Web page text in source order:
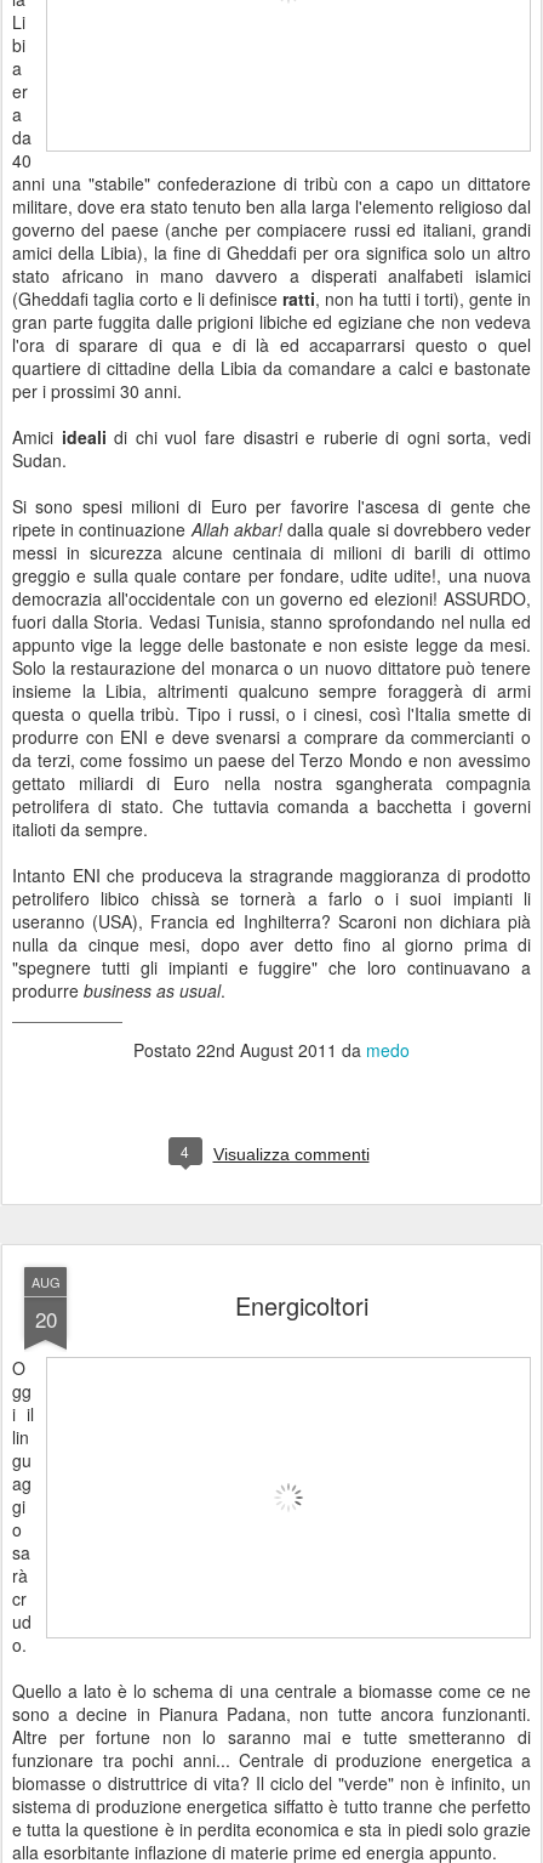
Li
bi
a
er
a
da
40
anni una "stabile" confederazione di tribù con a capo un dittatore
militare, dove era stato tenuto ben alla larga l'elemento religioso dal
governo del paese (anche per compiacere russi ed italiani, grandi
amici della Libia), la fine di Gheddafi per ora significa solo un altro
stato africano in mano davvero a disperati analfabeti islamici
(Gheddafi taglia corto e li definisce ratti, non ha tutti i torti), gente in
gran parte fuggita dalle prigioni libiche ed egiziane che non vedeva
l'ora di sparare di qua e di là ed accaparrarsi questo o quel
quartiere di cittadine della Libia da comandare a calci e bastonate
per i prossimi 30 anni.
Amici idealidi chi vuol fare disastri e ruberie di ogni sorta, vedi
Sudan.
Si sono spesi milioni di Euro per favorire l'ascesa di gente che
ripete in continuazioneAllah akbar!dalla quale si dovrebbero veder
messi in sicurezza alcune centinaia di milioni di barili di ottimo
greggio e sulla quale contare per fondare, udite udite!, una nuova
democrazia all'occidentale con un governo ed elezioni! ASSURDO,
fuori dalla Storia. Vedasi Tunisia, stanno sprofondando nel nulla ed
appunto vige la legge delle bastonate e non esiste legge da mesi.
Solo la restaurazione del monarca o un nuovo dittatore può tenere
insieme la Libia, altrimenti qualcuno sempre foraggerà di armi
questa o quella tribù. Tipo i russi, o i cinesi, così l'Italia smette di
produrre con ENI e deve svenarsi a comprare da commercianti o
da terzi, come fossimo un paese del Terzo Mondo e non avessimo
gettato miliardi di Euro nella nostra sgangherata compagnia
petrolifera di stato. Che tuttavia comanda a bacchetta i governi
italioti da sempre.
Intanto ENI che produceva la stragrande maggioranza di prodotto
petrolifero libico chissà se tornerà a farlo o i suoi impianti li
useranno (USA), Francia ed Inghilterra? Scaroni non dichiara pià
nulla da cinque mesi, dopo aver detto fino al giorno prima di
"spegnere tutti gli impianti e fuggire" che loro continuavano a
produrre business as usual.
Postato 22nd August 2011 da medo
4 Visualizza commenti
AUG
20 Energicoltori
O
gg
i il
lin
gu
ag
gi
o
sa
rà
cr
ud
o.
Quello a lato è lo schema di una centrale a biomasse come ce ne
sono a decine in Pianura Padana, non tutte ancora funzionanti.
Altre per fortune non lo saranno mai e tutte smetteranno di
funzionare tra pochi anni... Centrale di produzione energetica a
biomasse o distruttrice di vita? Il ciclo del "verde" non è infinito, un
sistema di produzione energetica siffatto è tutto tranne che perfetto
e tutta la questione è in perdita economica e sta in piedi solo grazie
alla esorbitante inflazione di materie prime ed energia appunto.